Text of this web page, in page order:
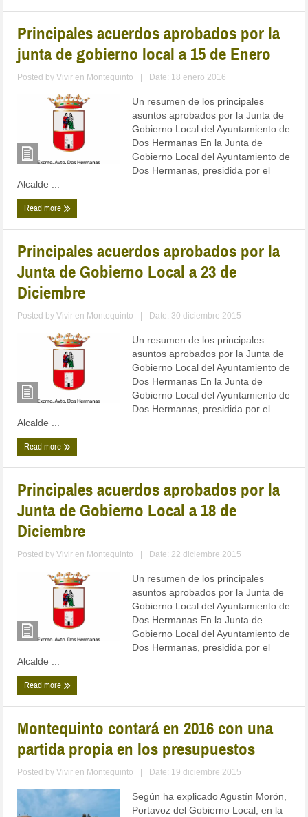
Principales acuerdos aprobados por la
junta de gobierno local a 15 de Enero
Posted byVivir en Montequinto Date: 18 enero 2016
Un resumen de los principales
asuntos aprobados por la Junta de
Gobierno Local del Ayuntamiento de
Dos Hermanas En la Junta de
Gobierno Local del Ayuntamiento de
Dos Hermanas, presidida por el
Alcalde ...
Read more
Principales acuerdos aprobados por la
Junta de Gobierno Local a 23 de
Diciembre
Posted byVivir en Montequinto Date: 30 diciembre 2015
Un resumen de los principales
asuntos aprobados por la Junta de
Gobierno Local del Ayuntamiento de
Dos Hermanas En la Junta de
Gobierno Local del Ayuntamiento de
Dos Hermanas, presidida por el
Alcalde ...
Read more
Principales acuerdos aprobados por la
Junta de Gobierno Local a 18 de
Diciembre
Posted byVivir en Montequinto Date: 22 diciembre 2015
Un resumen de los principales
asuntos aprobados por la Junta de
Gobierno Local del Ayuntamiento de
Dos Hermanas En la Junta de
Gobierno Local del Ayuntamiento de
Dos Hermanas, presidida por el
Alcalde ...
Read more
Montequinto contará en 2016 con una
partida propia en los presupuestos
Posted byVivir en Montequinto Date: 19 diciembre 2015
Según ha explicado Agustín Morón,
Portavoz del Gobierno Local, en la